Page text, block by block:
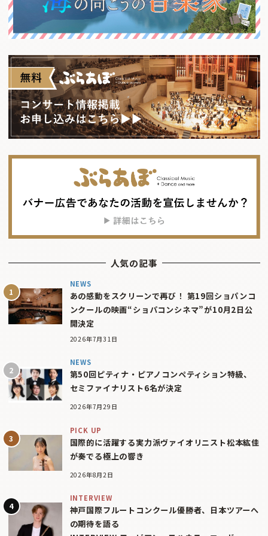
人気の記事
NEWS
あの感動をスクリーンで再び！ 第19回ショパンコ
ンクールの映画“ショパコンシネマ”が10月2日公
開決定
2026年7月31日
NEWS
第50回ピティナ・ピアノコンペティション特級、
セミファイナリスト6名が決定
2026年7月29日
PICK UP
国際的に活躍する実力派ヴァイオリニスト松本紘佳
が奏でる極上の響き
2026年8月2日
INTERVIEW
神戸国際フルートコンクール優勝者、日本ツアーへ
の期待を語る